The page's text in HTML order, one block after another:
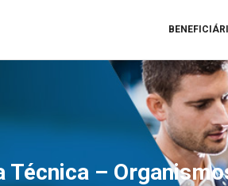
Técnica –